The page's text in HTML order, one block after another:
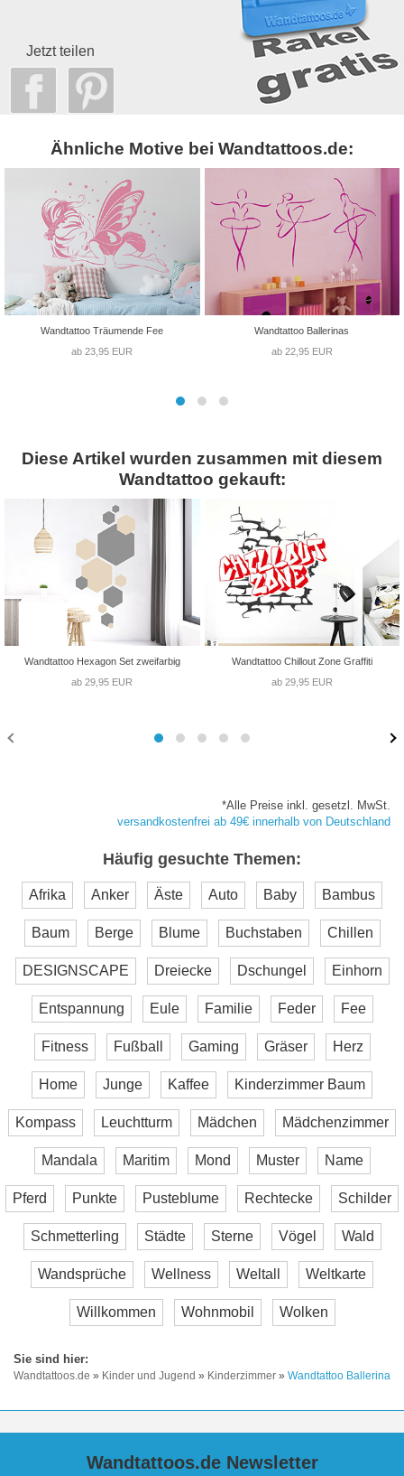
Jetzt teilen
Ähnliche Motive bei Wandtattoos.de:
Wandtattoo Träumende Fee
ab 23,95 EUR
Wandtattoo Ballerinas
ab 22,95 EUR
Diese Artikel wurden zusammen mit diesem
Wandtattoo gekauft:
Wandtattoo Hexagon Set zweifarbig
ab 29,95 EUR
Wandtattoo Chillout Zone Graffiti
ab 29,95 EUR
*Alle Preise inkl. gesetzl. MwSt.
versandkostenfrei ab 49€ innerhalb von Deutschland
Häufig gesuchte Themen:
Afrika Anker Äste Auto Baby Bambus
Baum Berge Blume Buchstaben Chillen
DESIGNSCAPE Dreiecke Dschungel Einhorn
Entspannung Eule Familie Feder Fee
Fitness Fußball Gaming Gräser Herz
Home Junge Kaffee Kinderzimmer Baum
Kompass Leuchtturm Mädchen Mädchenzimmer
Mandala Maritim Mond Muster Name
Pferd Punkte Pusteblume Rechtecke Schilder
Schmetterling Städte Sterne Vögel Wald
Wandsprüche Wellness Weltall Weltkarte
Willkommen Wohnmobil Wolken
Wandtattoos.de » Kinder und Jugend » Kinderzimmer » Wandtattoo Ballerina
Wandtattoos.de Newsletter